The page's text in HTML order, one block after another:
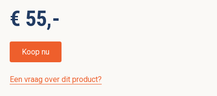
€ 55,-
Koop nu
Een vraag over dit product?